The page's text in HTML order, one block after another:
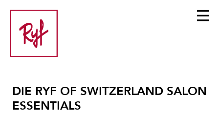
DIE RYF OF SWITZERLAND SALON
ESSENTIALS